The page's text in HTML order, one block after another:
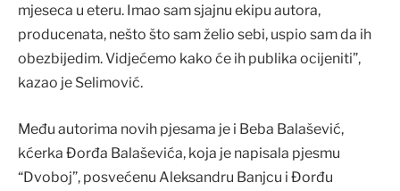
mjeseca u eteru. Imao sam sjajnu ekipu autora,
producenata, nešto što sam želio sebi, uspio sam da ih
obezbijedim. Vidjećemo kako će ih publika ocijeniti”,
kazao je Selimović.
Među autorima novih pjesama je i Beba Balašević,
kćerka Đorđa Balaševića, koja je napisala pjesmu
“Dvoboj”, posvećenu Aleksandru Banjcu i Đorđu